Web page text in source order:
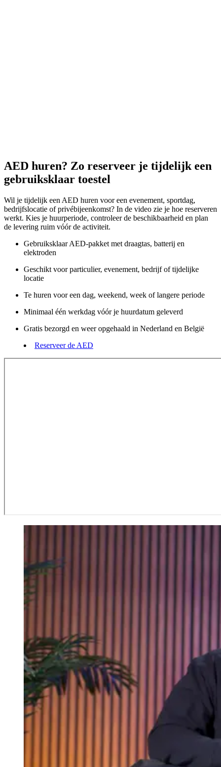
AED huren? Zo reserveer je tijdelijk een
gebruiksklaar toestel
Wil je tijdelijk een AED huren voor een evenement, sportdag,
bedrijfslocatie of privébijeenkomst? In de video zie je hoe reserveren
werkt. Kies je huurperiode, controleer de beschikbaarheid en plan
de levering ruim vóór de activiteit.
Gebruiksklaar AED-pakket met draagtas, batterij en
elektroden
Geschikt voor particulier, evenement, bedrijf of tijdelijke
locatie
Te huren voor een dag, weekend, week of langere periode
Minimaal één werkdag vóór je huurdatum geleverd
Gratis bezorgd en weer opgehaald in Nederland en België
Reserveer de AED